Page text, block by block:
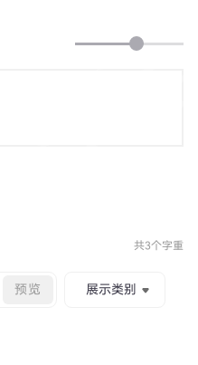
共3个字重
预览 展示类别